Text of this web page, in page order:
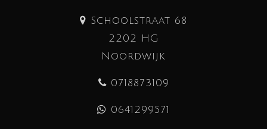
Schoolstraat 68
2202 HG
Noordwijk
0718873109
0641299571